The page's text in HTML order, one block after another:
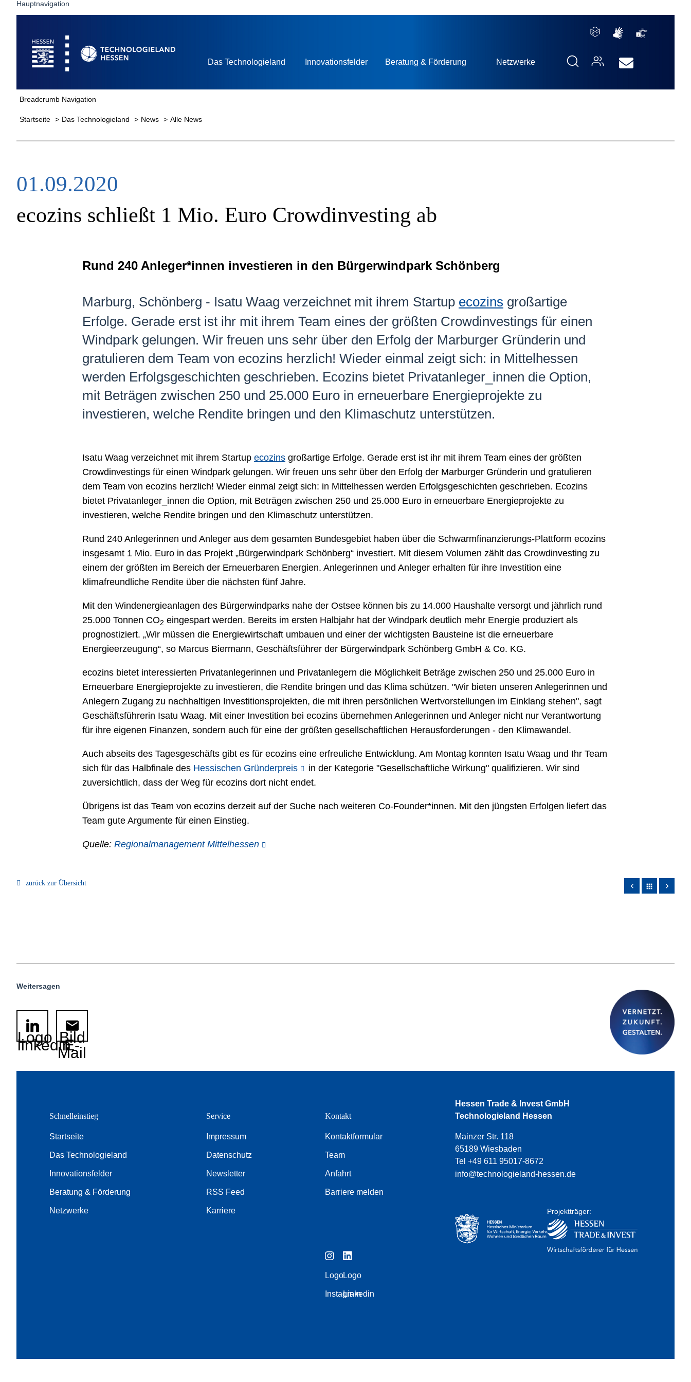
Hauptnavigation
Startseite
Das Technologieland Innovationsfelder Beratung & Förderung Netzwerke
Breadcrumb Navigation
Startseite Das Technologieland News Alle News
01.09.2020
ecozins schließt 1 Mio. Euro Crowdinvesting ab
Rund 240 Anleger*innen investieren in den Bürgerwindpark Schönberg
Marburg, Schönberg - Isatu Waag verzeichnet mit ihrem Startup ecozins großartige
Erfolge. Gerade erst ist ihr mit ihrem Team eines der größten Crowdinvestings für einen
Windpark gelungen. Wir freuen uns sehr über den Erfolg der Marburger Gründerin und
gratulieren dem Team von ecozins herzlich! Wieder einmal zeigt sich: in Mittelhessen
werden Erfolgsgeschichten geschrieben. Ecozins bietet Privatanleger_innen die Option,
mit Beträgen zwischen 250 und 25.000 Euro in erneuerbare Energieprojekte zu
investieren, welche Rendite bringen und den Klimaschutz unterstützen.
Isatu Waag verzeichnet mit ihrem Startup ecozins großartige Erfolge. Gerade erst ist ihr mit ihrem Team eines der größten
Crowdinvestings für einen Windpark gelungen. Wir freuen uns sehr über den Erfolg der Marburger Gründerin und gratulieren
dem Team von ecozins herzlich! Wieder einmal zeigt sich: in Mittelhessen werden Erfolgsgeschichten geschrieben. Ecozins
bietet Privatanleger_innen die Option, mit Beträgen zwischen 250 und 25.000 Euro in erneuerbare Energieprojekte zu
investieren, welche Rendite bringen und den Klimaschutz unterstützen.
Rund 240 Anlegerinnen und Anleger aus dem gesamten Bundesgebiet haben über die Schwarmfinanzierungs-Plattform ecozins
insgesamt 1 Mio. Euro in das Projekt „Bürgerwindpark Schönberg“ investiert. Mit diesem Volumen zählt das Crowdinvesting zu
einem der größten im Bereich der Erneuerbaren Energien. Anlegerinnen und Anleger erhalten für ihre Investition eine
klimafreundliche Rendite über die nächsten fünf Jahre.
Mit den Windenergieanlagen des Bürgerwindparks nahe der Ostsee können bis zu 14.000 Haushalte versorgt und jährlich rund
25.000 Tonnen CO2 eingespart werden. Bereits im ersten Halbjahr hat der Windpark deutlich mehr Energie produziert als
prognostiziert. „Wir müssen die Energiewirtschaft umbauen und einer der wichtigsten Bausteine ist die erneuerbare
Energieerzeugung“, so Marcus Biermann, Geschäftsführer der Bürgerwindpark Schönberg GmbH & Co. KG.
ecozins bietet interessierten Privatanlegerinnen und Privatanlegern die Möglichkeit Beträge zwischen 250 und 25.000 Euro in
Erneuerbare Energieprojekte zu investieren, die Rendite bringen und das Klima schützen. "Wir bieten unseren Anlegerinnen und
Anlegern Zugang zu nachhaltigen Investitionsprojekten, die mit ihren persönlichen Wertvorstellungen im Einklang stehen", sagt
Geschäftsführerin Isatu Waag. Mit einer Investition bei ecozins übernehmen Anlegerinnen und Anleger nicht nur Verantwortung
für ihre eigenen Finanzen, sondern auch für eine der größten gesellschaftlichen Herausforderungen - den Klimawandel.
Auch abseits des Tagesgeschäfts gibt es für ecozins eine erfreuliche Entwicklung. Am Montag konnten Isatu Waag und Ihr Team
sich für das Halbfinale des Hessischen Gründerpreis
in der Kategorie "Gesellschaftliche Wirkung" qualifizieren. Wir sind
zuversichtlich, dass der Weg für ecozins dort nicht endet.
Übrigens ist das Team von ecozins derzeit auf der Suche nach weiteren Co-Founder*innen. Mit den jüngsten Erfolgen liefert das
Team gute Argumente für einen Einstieg.
Quelle: Regionalmanagement Mittelhessen
zurück zur Übersicht apps
Weitersagen
Logo
linkedinBild
E-
Mail
Schnelleinstieg
Startseite
Das Technologieland
Innovationsfelder
Beratung & Förderung
Netzwerke
Service
Impressum
Datenschutz
Newsletter
RSS Feed
Karriere
Kontakt
Kontaktformular
Team
Anfahrt
Barriere melden
Logo
Instagram
Logo
Linkedin
Hessen Trade & Invest GmbH
Technologieland Hessen
Mainzer Str. 118
65189 Wiesbaden
Tel +49 611 95017-8672
info@technologieland-hessen.de
Projektträger: